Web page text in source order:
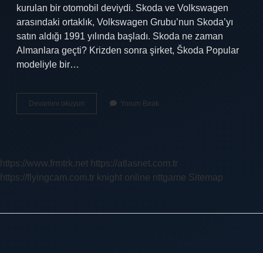
kurulan bir otomobil deviydi. Skoda ve Volkswagen
arasındaki ortaklık, Volkswagen Grubu’nun Skoda’yı
satın aldığı 1991 yılında başladı. Skoda ne zaman
Almanlara geçti? Krizden sonra şirket, Škoda Popular
modeliyle bir…
Devamını okuyun
Hangi
Yorum Bırak
https://www.frmtrk.net https://atlasnet.com.tr
https://flyingcam.com.tr knight online nttgame Sitemap